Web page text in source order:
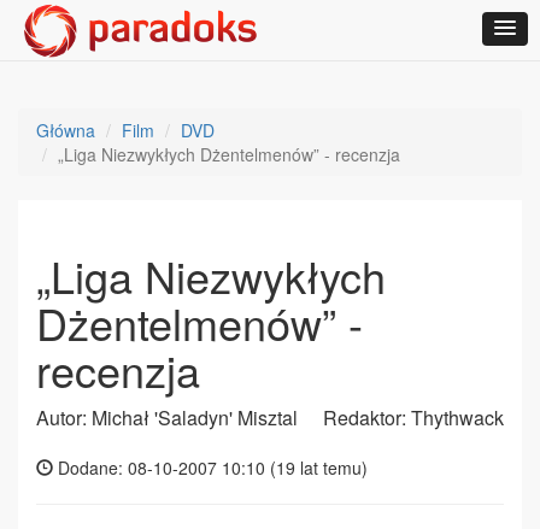
Główna Film
DVD
„Liga Niezwykłych Dżentelmenów” - recenzja
„Liga Niezwykłych
Dżentelmenów” -
recenzja
Autor: Michał 'Saladyn' Misztal Redaktor: Thythwack
Dodane: 08-10-2007 10:10 (19 lat temu)